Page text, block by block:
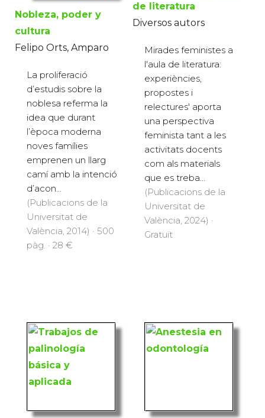
Nobleza, poder y
cultura
Felipo Orts, Amparo
La proliferació
d’estudis sobre la
noblesa referma la
idea que durant
l’època moderna
noves famílies
emprenen un llarg
camí amb la intenció
d’acon...
(Publicacions de la
Universitat de
València, 2014) · 500
pàg. · 28 €
de literatura
Diversos autors
Mirades feministes a
l'aula de literatura:
experiències,
propostes i
relectures' aporta
una perspectiva
feminista tant a les
activitats docents
com als materials
que es treba...
(Publicacions de la
Universitat de
València, 2024) ·
Gratuït